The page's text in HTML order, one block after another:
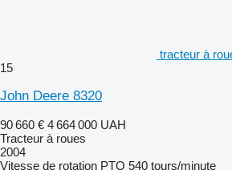
tracteur à
15
John Deere 8320
90 660 € 4 664 000 UAH
Tracteur à roues
2004
Vitesse de rotation PTO 540 tours/minute